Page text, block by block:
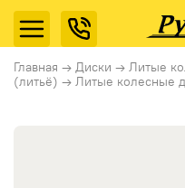
Главная → Диски → Литые
(литьё) → Литые колесные